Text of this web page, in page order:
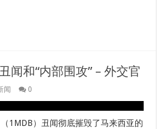
闻和“内部围攻” – 外交官
闻 0
1MDB）丑闻彻底摧毁了马来西亚的